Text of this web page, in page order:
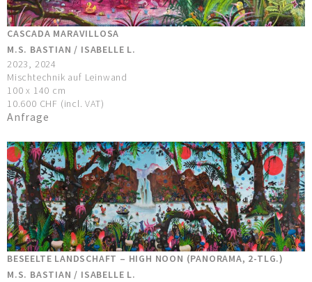
CASCADA MARAVILLOSA
M.S. BASTIAN / ISABELLE L.
2023, 2024
Mischtechnik auf Leinwand
100 x 140 cm
10.600 CHF (incl. VAT)
Anfrage
BESEELTE LANDSCHAFT – HIGH NOON (PANORAMA, 2-TLG.)
M.S. BASTIAN / ISABELLE L.